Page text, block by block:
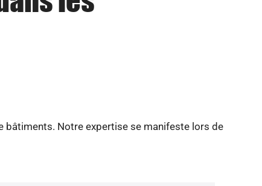
bâtiments. Notre expertise se manifeste lors de